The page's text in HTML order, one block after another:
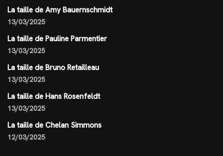
La taille de Amy Bauernschmidt
13/03/2025
La taille de Pauline Parmentier
13/03/2025
La taille de Bruno Retailleau
13/03/2025
La taille de Hans Rosenfeldt
13/03/2025
La taille de Chelan Simmons
12/03/2025